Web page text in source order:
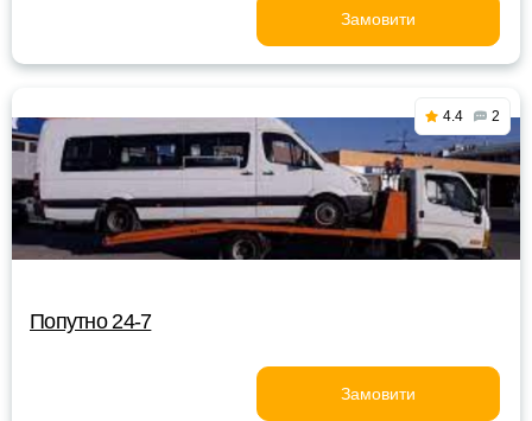
Замовити
4.4 2
Попутно 24-7
Замовити